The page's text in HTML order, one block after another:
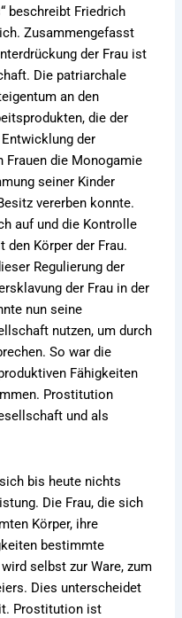
beschreibt Friedrich
Zusammengefasst
der Frau ist
Die patriarchale
an den
die der
der
Frauen die Monogamie
seiner Kinder
vererben konnte.
auf und die Kontrolle
den Körper der Frau.
Regulierung der
der Frau in der
nun seine
nutzen, um durch
So war die
Fähigkeiten
Prostitution
und als
bis heute nichts
Die Frau, die sich
Körper, ihre
bestimmte
selbst zur Ware, zum
Dies unterscheidet
Prostitution ist